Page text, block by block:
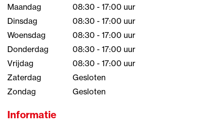
Maandag
08:30 - 17:00 uur
Dinsdag
08:30 - 17:00 uur
Woensdag
08:30 - 17:00 uur
Donderdag
08:30 - 17:00 uur
Vrijdag
08:30 - 17:00 uur
Zaterdag
Gesloten
Zondag
Gesloten
Informatie